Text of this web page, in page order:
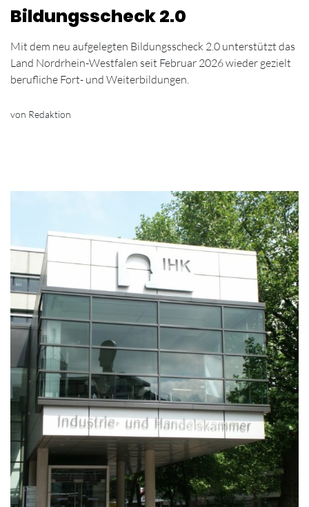
Bildungsscheck 2.0
Mit dem neu aufgelegten Bildungsscheck 2.0 unterstützt das
Land Nordrhein-Westfalen seit Februar 2026 wieder gezielt
berufliche Fort- und Weiterbildungen.
von Redaktion